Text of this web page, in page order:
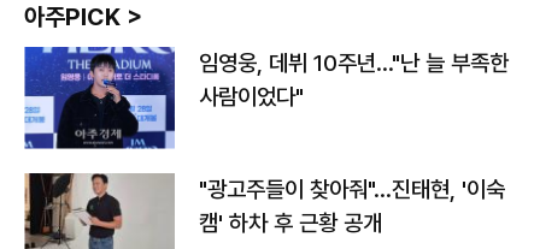
아주PICK >
임영웅, 데뷔 10주년…"난 늘 부족한
사람이었다"
"광고주들이 찾아줘"…진태현, '이숙
캠' 하차 후 근황 공개